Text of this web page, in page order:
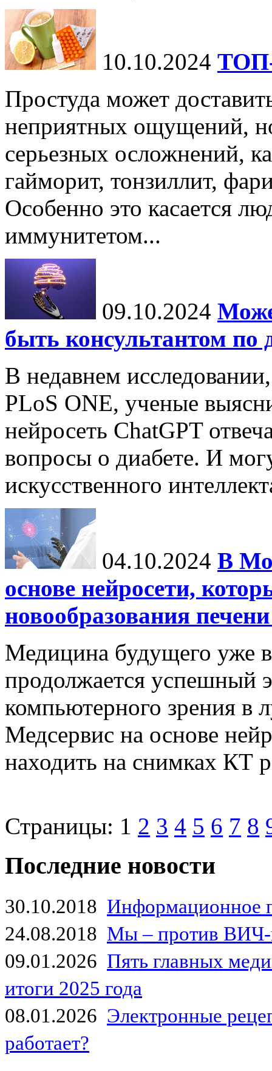
10.10.2024 ТОП-
Простуда может
неприятных ощущений,
серьезных осложнений,
гайморит, тонзиллит,
Особенно это касается
иммунитетом...
09.10.2024
быть консультантом по
В недавнем
PLoS ONE, ученые
нейросеть ChatGPT
вопросы о диабете. И
искусственного
04.10.2024 В
основе нейросети,
новообразования
Медицина будущего уже
продолжается успешный
компьютерного зрения в
Медсервис на основе
находить на снимках КТ
Страницы: 1 2 3 4 5 6 7 8
Последние новости
30.10.2018 Информационное
24.08.2018 Мы – против
09.01.2026 Пять главных
итоги 2025 года
08.01.2026 Электронные
работает?